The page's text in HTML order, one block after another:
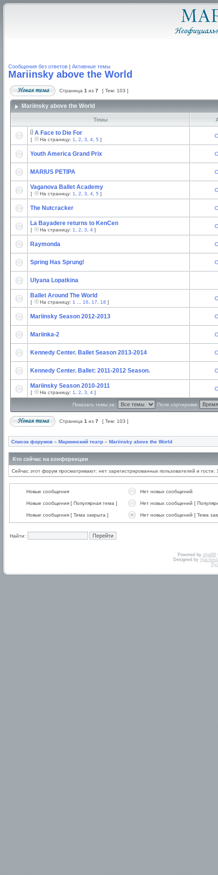
Сообщения без ответов | Активные темы
Mariinsky above the World
Страница 1 из 7 [ Тем: 103 ]
Mariinsky above the World
Темы
A Face to Die For
[ На страницу: 1 2 3 4 5 ]
Youth America Grand Prix
MARIUS PETIPA
Vaganova Ballet Academy
[ На страницу: 1 2 3 4 5 ]
The Nutcracker
La Bayadere returns to KenCen
[ На страницу: 1 2 3 4 ]
Raymonda
Spring Has Sprung!
Ulyana Lopatkina
Ballet Around The World
[ На страницу: 1 16 17 18 ]
Mariinsky Season 2012-2013
Mariinka-2
Kennedy Center. Ballet Season 2013-2014
Kennedy Center. Ballet: 2011-2012 Season.
Mariinsky Season 2010-2011
[ На страницу: 1 2 3 4 ]
Показать темы за: Поле сортировки
Страница 1 из 7 [ Тем: 103 ]
Список форумов » Мариинский театр » Mariinsky above the World
Кто сейчас на конференции
Сейчас этот форум просматривают: нет зарегистрированных пользователей и гости:
Новые сообщения Нет новых сообщений
Новые сообщения [ Популярная тема ] Нет новых сообщений [
Новые сообщения [ Тема закрыта ] Нет новых сообщений [ Тема
Найти:
Powered by phpBB
Designed by